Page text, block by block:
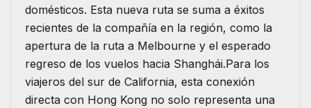
domésticos. Esta nueva ruta se suma a éxitos
recientes de la compañía en la región, como la
apertura de la ruta a Melbourne y el esperado
regreso de los vuelos hacia Shanghái.Para los
viajeros del sur de California, esta conexión
directa con Hong Kong no solo representa una